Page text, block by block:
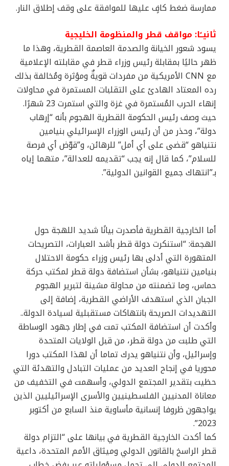
ممارسة ضغط كافٍ عليها للموافقة على وقف إطلاق النار.
ثانيــًا: مواقف قطر والمنظومة الخليجية
يسود شعور الخيانة والصدمة العاصمة القطرية، وهذا ما
ظهر حاليًا بمقابلة رئيس وزراء قطر في مقابلته الإعلامية
مع CNN الأمريكية من مفردات قويةٌ ومؤثرة ومُخالفة بذلك
رده المعتاد الهادئ على التقلبات المستمرة في محاولات
إنهاء الحرب المُستمرة في غزة والتي استمرت 23 شهرًا.
حيث وصف رئيس الحكومة القطرية الهجوم بأنه “إرهاب
دولة”، وحذر من أن رئيس الوزراء الإسرائيلي بنيامين
نتنياهو “قضى على أي أمل” للرهائن، و”قوّض أي فرصة
للسلام”، كما قال إنه يجب “تقديمه للعدالة”، متهما إياه
بـ”انتهاك جميع القوانين الدولية”.
أما الخارجية القطرية فأصدرت بيانًا شديد اللهجة حول
الهجمة: “استنكرت دولة قطر بأشد العبارات، التصريحات
المتهورة التي أدلى بها رئيس وزراء حكومة الاحتلال
بنيامين نتنياهو، بشأن استضافة دولة قطر لمكتب حركة
حماس، وما تضمنته من محاولة مشينة لتبرير الهجوم
الجبان الذي استهدف الأراضي القطرية، إضافة إلى
التهديدات الصريحة بانتهاكات مستقبلية لسيادة الدولة..
وأكدت أن استضافة المكتب تمت في إطار جهود الوساطة
التي طلبت من دولة قطر، من قبل الولايات المتحدة
وإسرائيل، وأن نتنياهو يدرك تماما أن لهذا المكتب دورا
محوريا في إنجاح العديد من عمليات التبادل والتهدئة التي
حظيت بتقدير المجتمع الدولي، وأسهمت في التخفيف من
معاناة المدنيين الفلسطينيين والأسرى الإسرائيليين الذين
يواجهون ظروفا إنسانية مأساوية منذ السابع من أكتوبر
2023”.
كما أكدت الخارجية القطرية في بيانها على “التزام دولة
قطر الراسخ بالقانون الدولي وميثاق الأمم المتحدة، داعية